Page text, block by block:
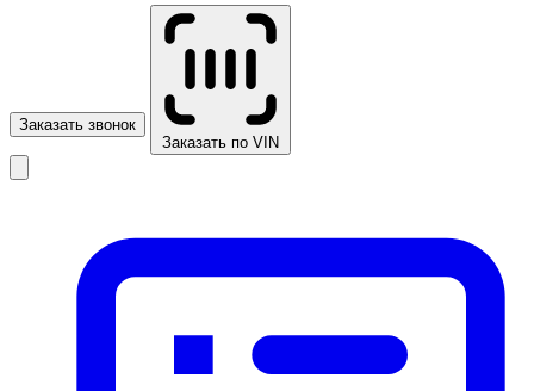
Заказать звонок
Заказать по VIN